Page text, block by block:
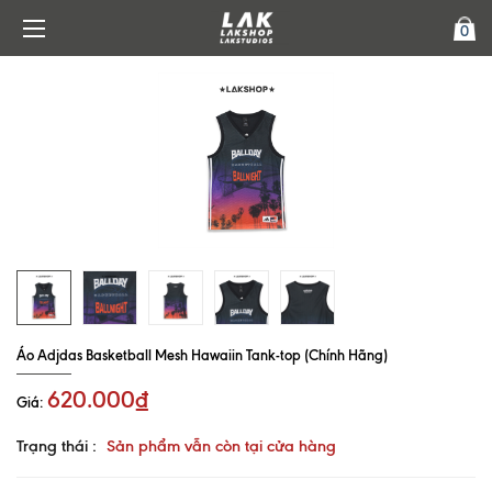
0
Áo Adjdas Basketball Mesh Hawaiin Tank-top (Chính Hãng)
Giá: 620.000₫
Trạng thái : Sản phẩm vẫn còn tại cửa hàng